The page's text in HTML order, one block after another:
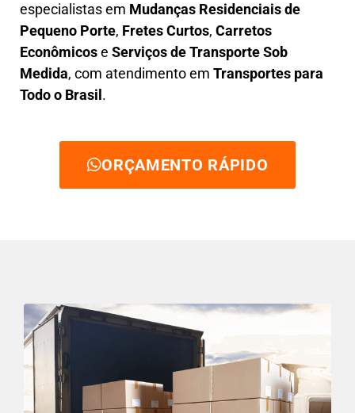
especialistas em Mudanças Residenciais de
Pequeno Porte, Fretes Curtos, Carretos
Econômicose Serviços de Transporte Sob
Medida, com atendimento em Transportes para
Todo o Brasil .
ORÇAMENTO RÁPIDO